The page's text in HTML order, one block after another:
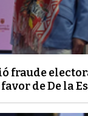
fraude
de De la